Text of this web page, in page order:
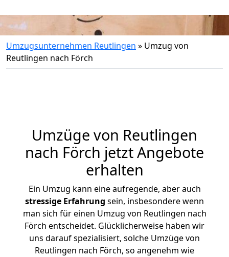
Umzugsunternehmen Reutlingen » Umzug von
Reutlingen nach Förch
Umzüge von Reutlingen
nach Förch jetzt Angebote
erhalten
Ein Umzug kann eine aufregende, aber auch
stressige Erfahrung sein, insbesondere wenn
man sich für einen Umzug von Reutlingen nach
Förch entscheidet. Glücklicherweise haben wir
uns darauf spezialisiert, solche Umzüge von
Reutlingen nach Förch, so angenehm wie